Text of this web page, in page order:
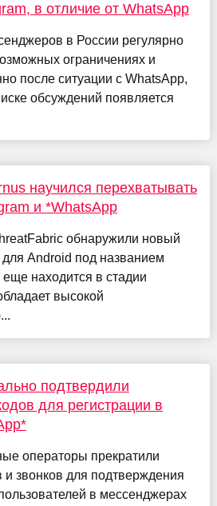
в отличие от WhatsApp
в России регулярно
ограничениях и
после ситуации с WhatsApp,
обсуждений появляется
научился перехватывать
и *WhatsApp
обнаружили новый
для Android под названием
находится в стадии
высокой
подтвердили
для регистрации в
операторы прекратили
и звонков для подтверждения
в мессенджерах